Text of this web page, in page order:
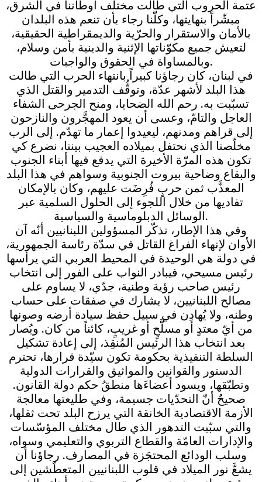
عتمة الحروب التي طالت مختلف أوطاننا في الشرق،
مبشّراً بنهايتها، وكلّنا رجاء بأن تنعم هذه البلدان
بالأمان والاستقرار والحرّية والديمقراطية الحقيقية،
لتعيش جميع مكوّناتها الإثنية والدينية بأمن وسلام،
وبالمساواة في الحقوق والواجبات.
في لبنان، كان رجاؤنا كبيراً بانتهاء الحرب التي طالت
هذا البلد لأشهر عدّة، وتوقُّف التدمير والقتل الذي
تسبّبت به. رحم الله الضحايا، ومنح الجرحى الشفاء
العاجل والتامّ، وعسى أن يعود المهجَّرون والنازحون
إلى قراهم ومدنهم، ليعيدوا إعمار ما تهدّم. إلى الرب
مخلّصنا الذي نحتفل بميلاده العجيب بيننا، نضرع كي
تكون هذه المرّة الأخيرة التي يدفع فيها أبناء الجنوب
والبقاع وضاحية بيروت الجنوبية وسواهم في هذا البلد
المعذَّب ثمن حربٍ فُرِضَت عليهم، وكان بالإمكان
تفاديها من خلال اللجوء إلى الحلول السلمية عبر
الوسائل الدبلوماسية والسياسية.
وفي هذا الإطار، نذكّر المسؤولين اللبنانيين أنّه آن
الأوان لإنهاء الفراغ القاتل في سدّة رئاسة الجمهورية،
في دولة هي الوحيدة في المحيط العربي التي يرأسها
رئيس مسيحي، فيبادر النواب على الفور إلى انتخاب
رئيس صاحب رؤية وطنية، جدّي، لا يساوم على
مصالح اللبنانيين، لا يشارك في صفقات على حساب
وطنه، ولا يُهادِن في سبيل حفظ سيادة أرضه وصونها
من أيّ معتدٍ أو مسلَّحٍ أو غريبٍ، كائناً من كان. ويُصار
بعد انتخاب هذا الرئيس المُنقِذ، إلى إعادة تشكيل
السلطة التنفيذية بحكومة تكون سيّدة قرارها، تحترم
الدستور والقوانين والمواثيق والقرارات الدولية
وتطبّقها، ويسود أعضاءَها منطقُ حكم دولة القانون.
صحيحٌ أنّ التحدّيات جسيمة، وفي طليعتها معالجة
الأزمة الاقتصادية الخانقة التي يرزح البلد تحت ثقلها،
والتي سبّبت التدهور الذي طال مختلف المؤسّسات
والإدارات العامّة والقطاع التربوي والتعليمي وسواه،
وسلب الودائع المحتجَزة في المصارف. رجاؤنا أن
يشعَّ نور الميلاد في قلوب اللبنانيين المتعطّشين إلى